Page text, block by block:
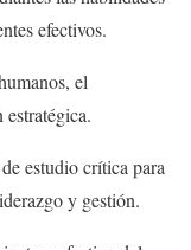
efectivos.
el
estudio crítica para
y gestión.